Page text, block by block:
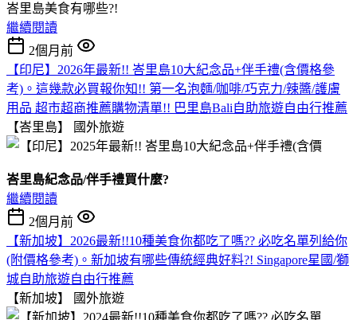
峇里島美食有哪些?!
繼續閱讀
2個月前
【印尼】2026年最新!! 峇里島10大紀念品+伴手禮(含價格參
考)。這幾款必買報你知!! 第一名泡麵/咖啡/巧克力/辣醬/護膚
用品 超市超商推薦購物清單!! 巴里島Bali自助旅遊自由行推薦
【峇里島】
國外旅遊
峇里島紀念品/伴手禮買什麼?
繼續閱讀
2個月前
【新加坡】2026最新!!10種美食你都吃了嗎?? 必吃名單列給你
(附價格參考)。新加坡有哪些傳統經典好料?! Singapore星國/獅
城自助旅遊自由行推薦
【新加坡】
國外旅遊